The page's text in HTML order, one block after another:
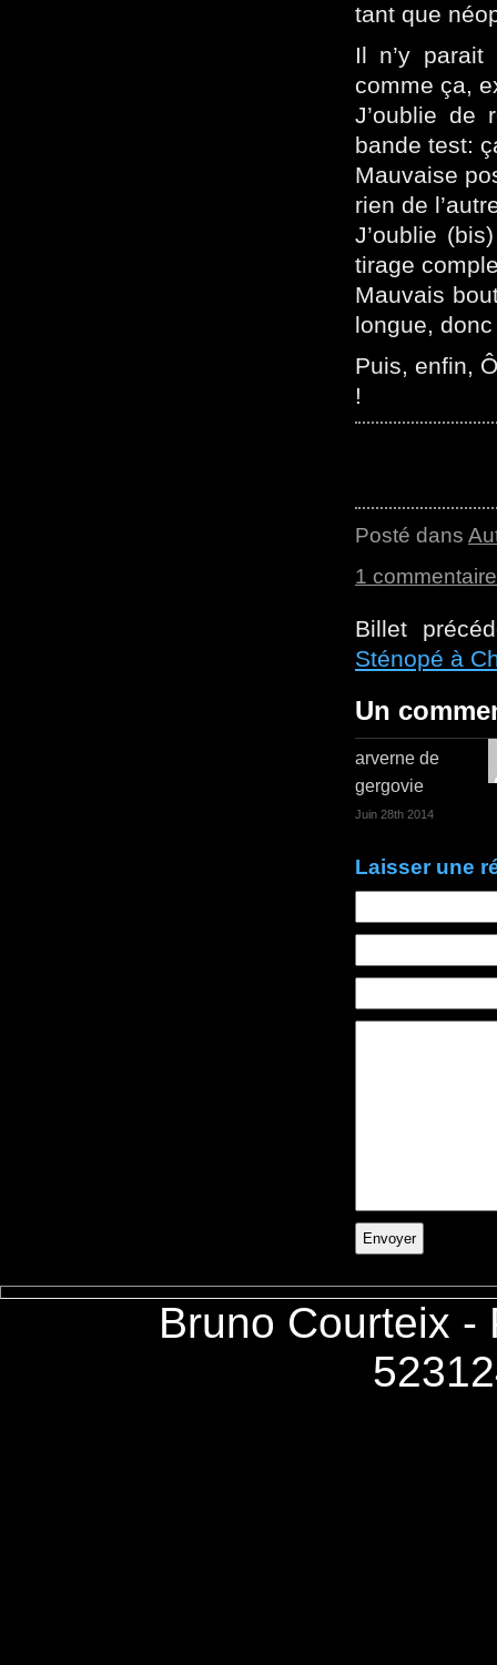
tant que
Il n’y
comme ça,
J’oublie de
bande test:
Mauvaise
rien de
J’oublie
tirage
Mauvais
longue,
Puis, enfin,
!
Posté dans
1 commentaire
Billet
Sténopé à
Un
arverne de
gergovie
Juin 28th 2014
Laisser une
Bruno Courteix -